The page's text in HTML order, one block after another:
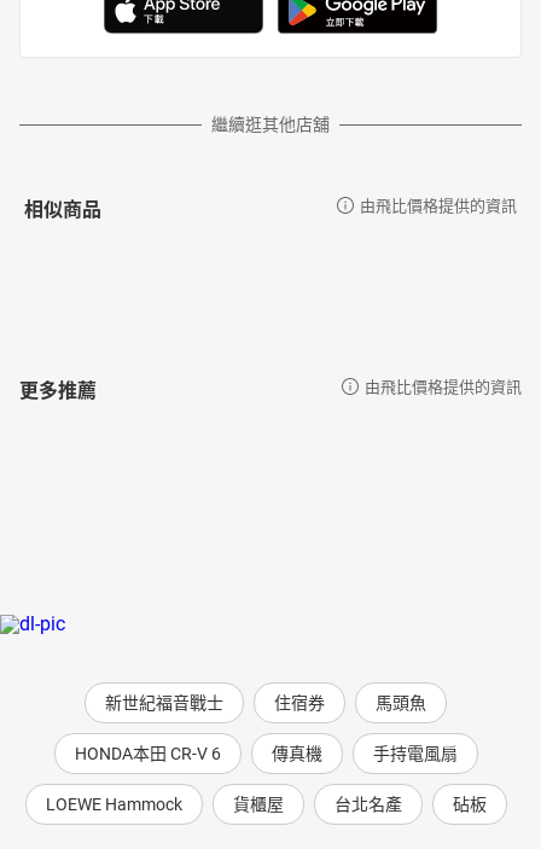
繼續逛其他店舖
相似商品 由飛比價格提供的資訊
更多推薦 由飛比價格提供的資訊
新世紀福音戰士 住宿券 馬頭魚
HONDA本田 CR-V 6 傳真機 手持電風扇
LOEWE Hammock 貨櫃屋 台北名產 砧板